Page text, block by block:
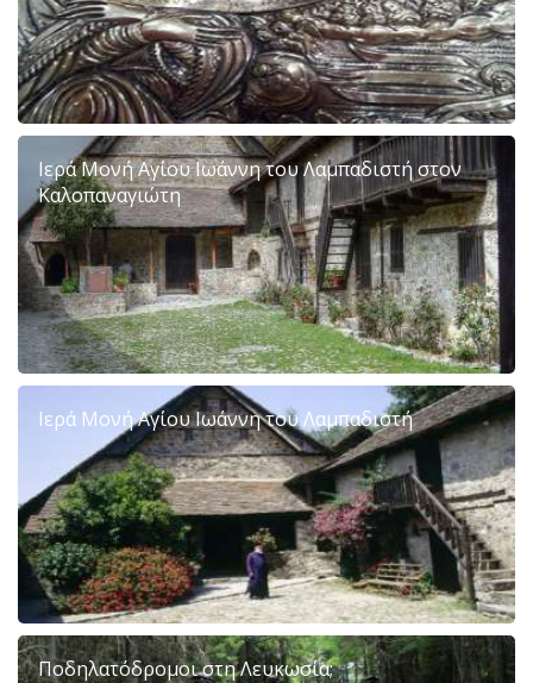
Ιερά Μονή Αγίου Ιωάννη του Λαμπαδιστή στον
Καλοπαναγιώτη
Ιερά Μονή Αγίου Ιωάννη του Λαμπαδιστή
Ποδηλατόδρομοι στη Λευκωσία;